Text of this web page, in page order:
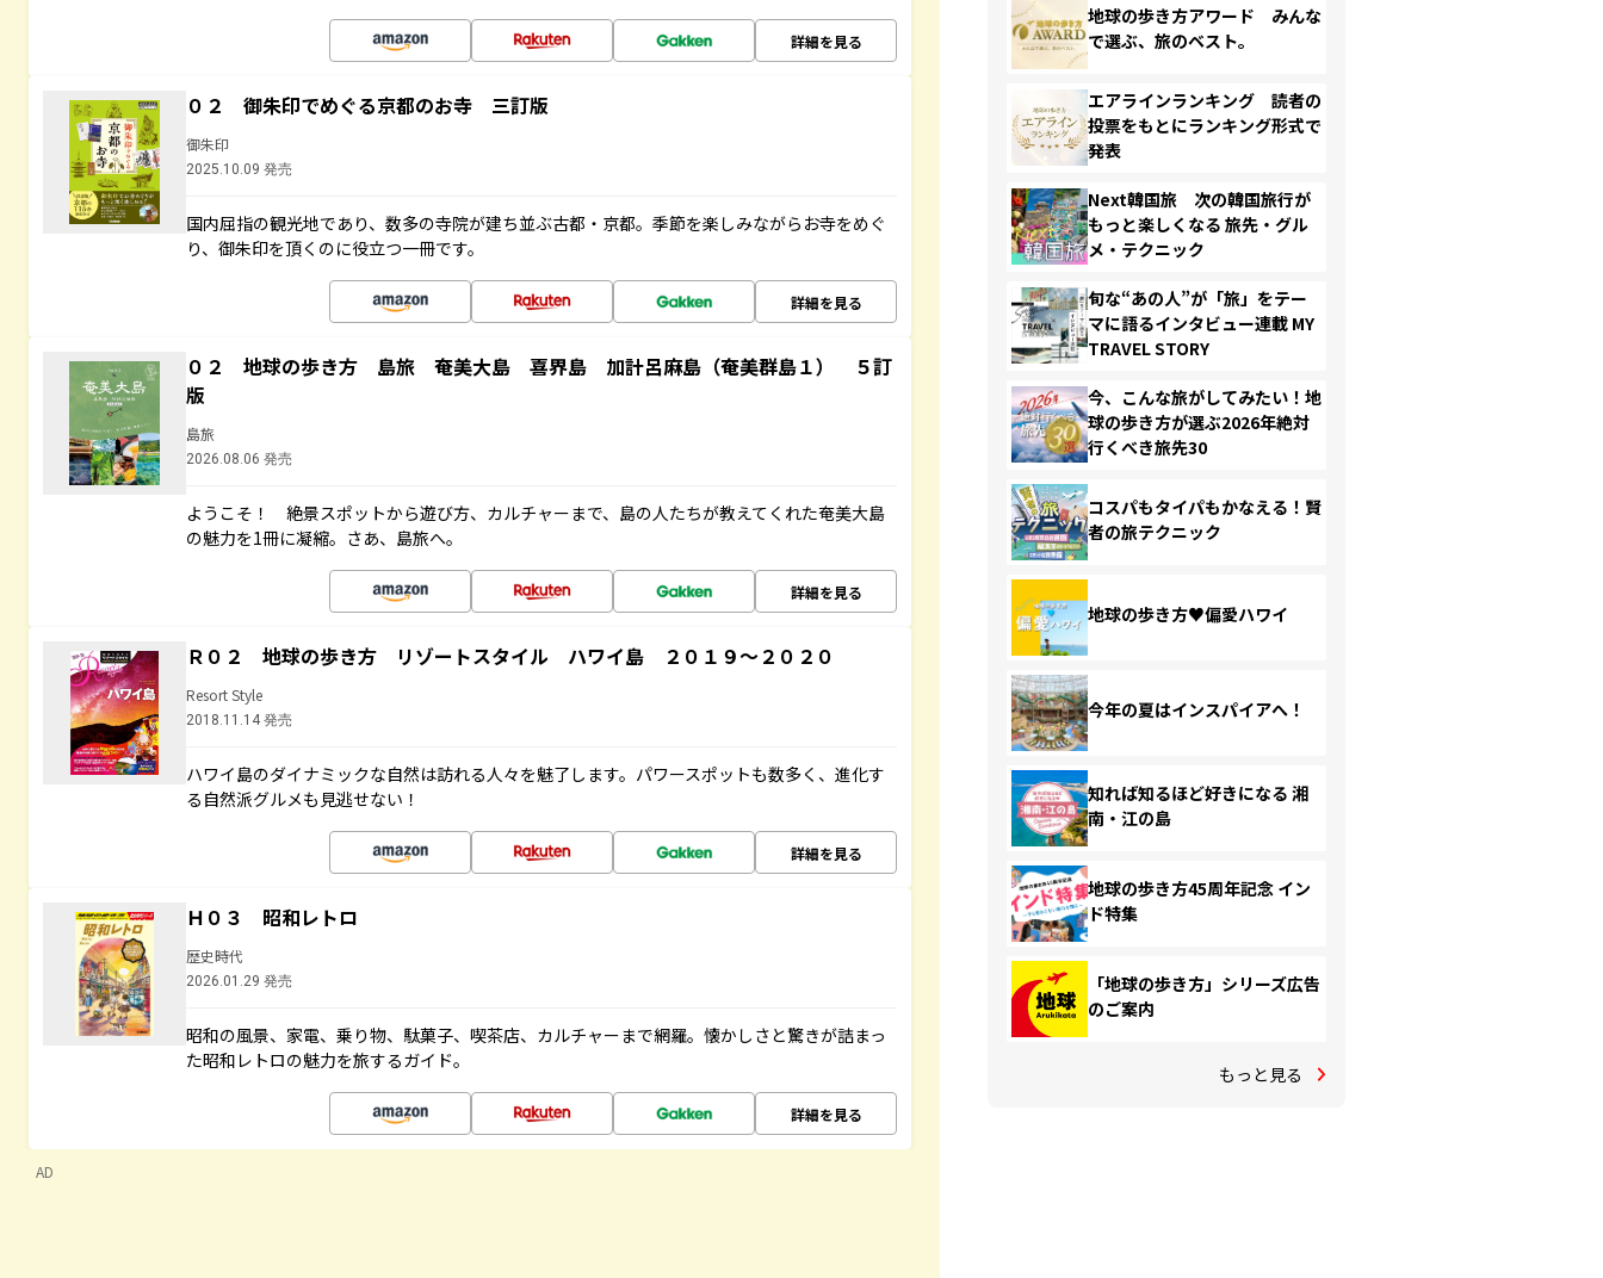
詳細を見る
０２ 御朱印でめぐる京都のお寺 三訂版
御朱印
2025.10.09 発売
国内屈指の観光地であり、数多の寺院が建ち並ぶ古都・京都。季節を楽しみながらお寺をめぐ
り、御朱印を頂くのに役立つ一冊です。
詳細を見る
０２ 地球の歩き方 島旅 奄美大島 喜界島 加計呂麻島（奄美群島１） ５訂
版
島旅
2026.08.06 発売
ようこそ！ 絶景スポットから遊び方、カルチャーまで、島の人たちが教えてくれた奄美大島
の魅力を1冊に凝縮。さあ、島旅へ。
詳細を見る
Ｒ０２ 地球の歩き方 リゾートスタイル ハワイ島 ２０１９～２０２０
Resort Style
2018.11.14 発売
ハワイ島のダイナミックな自然は訪れる人々を魅了します。パワースポットも数多く、進化す
る自然派グルメも見逃せない！
詳細を見る
Ｈ０３ 昭和レトロ
歴史時代
2026.01.29 発売
昭和の風景、家電、乗り物、駄菓子、喫茶店、カルチャーまで網羅。懐かしさと驚きが詰まっ
た昭和レトロの魅力を旅するガイド。
詳細を見る
AD
地球の歩き方アワード みんな
で選ぶ、旅のベスト。
エアラインランキング 読者の
投票をもとにランキング形式で
発表
Next韓国旅 次の韓国旅行が
もっと楽しくなる 旅先・グル
メ・テクニック
旬な“あの人”が「旅」をテー
マに語るインタビュー連載 MY
TRAVEL STORY
今、こんな旅がしてみたい！地
球の歩き方が選ぶ2026年絶対
行くべき旅先30
コスパもタイパもかなえる！賢
者の旅テクニック
地球の歩き方♥偏愛ハワイ
今年の夏はインスパイアへ！
知れば知るほど好きになる 湘
南・江の島
地球の歩き方45周年記念 イン
ド特集
「地球の歩き方」シリーズ広告
のご案内
もっと見る